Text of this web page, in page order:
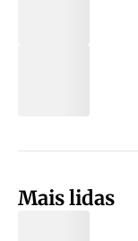
Mais lidas